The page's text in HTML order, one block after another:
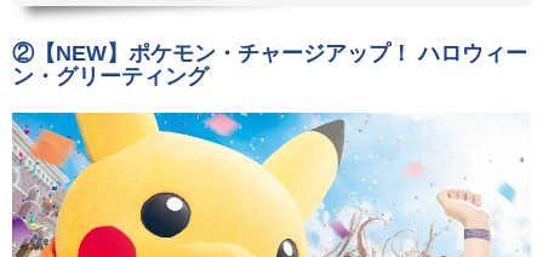
②【NEW】ポケモン・チャージアップ！ ハロウィー
ン・グリーティング